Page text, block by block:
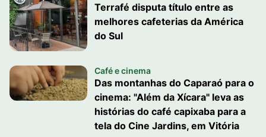
Terrafé disputa título entre as
melhores cafeterias da América
do Sul
Café e cinema
Das montanhas do Caparaó para o
cinema: "Além da Xícara" leva as
histórias do café capixaba para a
tela do Cine Jardins, em Vitória